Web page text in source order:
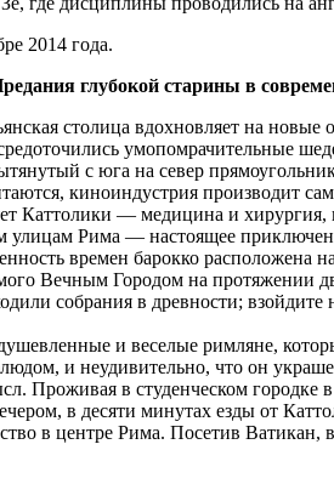
2014 года.
глубокой старины в
столица вдохновляет на
умопомрачительные
с юга на север
киноиндустрия производит
Каттолики — медицина и хирургия,
Рима — настоящее
времен барокко расположена на
Вечным Городом на протяжении
собрания в древности;
и веселые римляне,
и неудивительно, что он
Проживая в студенческом
в десяти минутах езды от
в центре Рима. Посетив